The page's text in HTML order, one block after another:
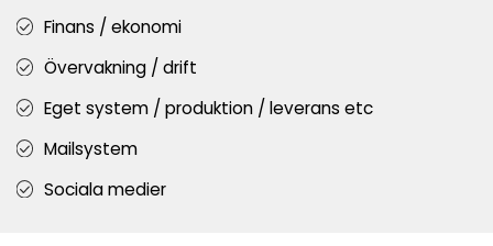
Finans / ekonomi
Övervakning / drift
Eget system / produktion / leverans etc
Mailsystem
Sociala medier